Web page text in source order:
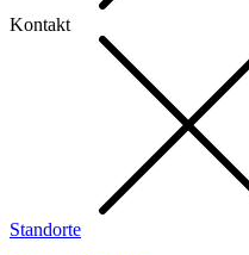
Kontakt
Standorte